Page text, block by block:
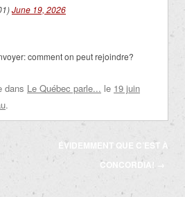
June 19, 2026
comment on peut rejoindre?
dans Le Québec parle... le 19 juin
.
ÉVIDEMMENT QUE C’EST À
CONCORDIA!
→